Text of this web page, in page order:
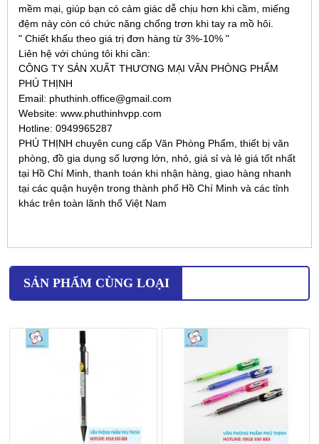
mềm mại, giúp bạn có cảm giác dễ chịu hơn khi cầm, miếng
đệm này còn có chức năng chống trơn khi tay ra mồ hôi.
" Chiết khấu theo giá trị đơn hàng từ 3%-10% "
Liên hệ với chúng tôi khi cần:
CÔNG TY SẢN XUẤT THƯƠNG MẠI VĂN PHÒNG PHẨM
PHÚ THỊNH
Email: phuthinh.office@gmail.com
Website: www.phuthinhvpp.com
Hotline: 0949965287
PHÚ THỊNH chuyên cung cấp Văn Phòng Phẩm, thiết bị văn
phòng, đồ gia dụng số lượng lớn, nhỏ, giá sỉ và lẻ giá tốt nhất
tại Hồ Chí Minh, thanh toán khi nhận hàng, giao hàng nhanh
tại các quận huyện trong thành phố Hồ Chí Minh và các tỉnh
khác trên toàn lãnh thổ Việt Nam
SẢN PHẨM CÙNG LOẠI